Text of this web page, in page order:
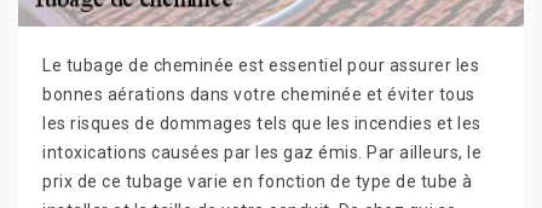
Le tubage de cheminée est essentiel pour assurer les
bonnes aérations dans votre cheminée et éviter tous
les risques de dommages tels que les incendies et les
intoxications causées par les gaz émis. Par ailleurs, le
prix de ce tubage varie en fonction de type de tube à